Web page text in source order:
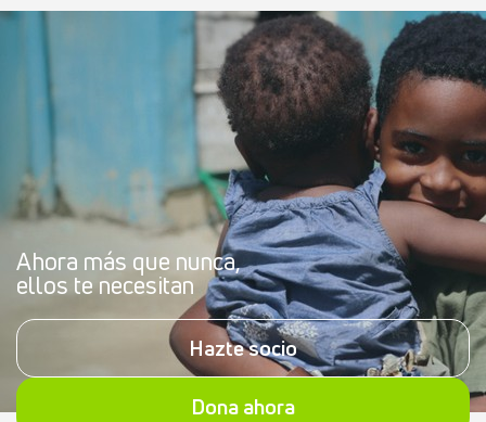
Ahora más que nunca,
ellos te necesitan
Hazte socio
Dona ahora